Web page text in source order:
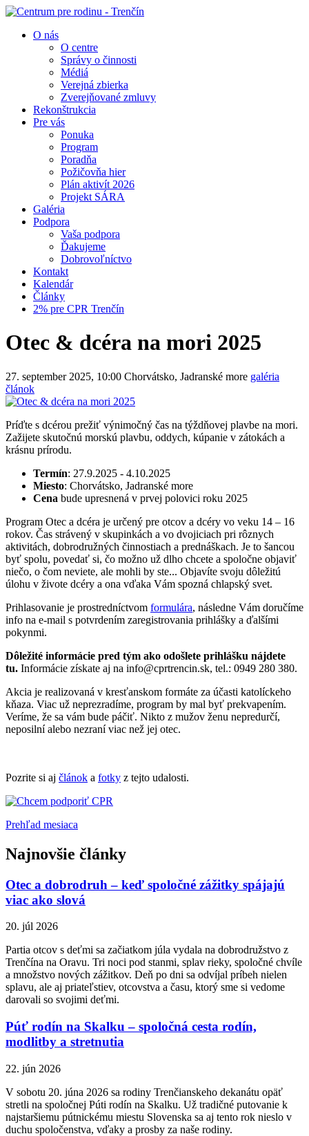
O nás
O centre
Správy o činnosti
Médiá
Verejná zbierka
Zverejňované zmluvy
Rekonštrukcia
Pre vás
Ponuka
Program
Poradňa
Požičovňa hier
Plán aktivít 2026
Projekt SÁRA
Galéria
Podpora
Vaša podpora
Ďakujeme
Dobrovoľníctvo
Kontakt
Kalendár
Články
2% pre CPR Trenčín
Otec & dcéra na mori 2025
27. september 2025, 10:00 Chorvátsko, Jadranské more galéria
článok
Príďte s dcérou prežiť výnimočný čas na týždňovej plavbe na mori.
Zažijete skutočnú morskú plavbu, oddych, kúpanie v zátokách a
krásnu prírodu.
Termín: 27.9.2025 - 4.10.2025
Miesto: Chorvátsko, Jadranské more
Cena bude upresnená v prvej polovici roku 2025
Program Otec a dcéra je určený pre otcov a dcéry vo veku 14 – 16
rokov. Čas strávený v skupinkách a vo dvojiciach pri rôznych
aktivitách, dobrodružných činnostiach a prednáškach. Je to šancou
byť spolu, povedať si, čo možno už dlho chcete a spoločne objaviť
niečo, o čom neviete, ale mohli by ste... Objavíte svoju dôležitú
úlohu v živote dcéry a ona vďaka Vám spozná chlapský svet.
Prihlasovanie je prostredníctvom formulára, následne Vám doručíme
info na e-mail s potvrdením zaregistrovania prihlášky a ďalšími
pokynmi.
Dôležité informácie pred tým ako odošlete prihlášku nájdete
tu. Informácie získate aj na info@cprtrencin.sk, tel.: 0949 280 380.
Akcia je realizovaná v kresťanskom formáte za účasti katolíckeho
kňaza. Viac už neprezradíme, program by mal byť prekvapením.
Veríme, že sa vám bude páčiť. Nikto z mužov ženu nepredurčí,
neposilní alebo nezraní viac než jej otec.
Pozrite si aj článok a fotky z tejto udalosti.
Prehľad mesiaca
Najnovšie články
Otec a dobrodruh – keď spoločné zážitky spájajú
viac ako slová
20. júl 2026
Partia otcov s deťmi sa začiatkom júla vydala na dobrodružstvo z
Trenčína na Oravu. Tri noci pod stanmi, splav rieky, spoločné chvíle
a množstvo nových zážitkov. Deň po dni sa odvíjal príbeh nielen
splavu, ale aj priateľstiev, otcovstva a času, ktorý sme si vedome
darovali so svojimi deťmi.
Púť rodín na Skalku – spoločná cesta rodín,
modlitby a stretnutia
22. jún 2026
V sobotu 20. júna 2026 sa rodiny Trenčianskeho dekanátu opäť
stretli na spoločnej Púti rodín na Skalku. Už tradičné putovanie k
najstaršiemu pútnickému miestu Slovenska sa aj tento rok nieslo v
duchu spoločenstva, vďaky a prosby za naše rodiny.